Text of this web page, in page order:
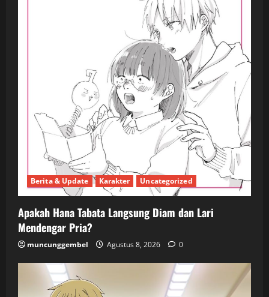
Berita & Update Karakter Uncategorized
Apakah Hana Tabata Langsung Diam dan Lari
Mendengar Pria?
muncunggembel Agustus 8, 2026 0